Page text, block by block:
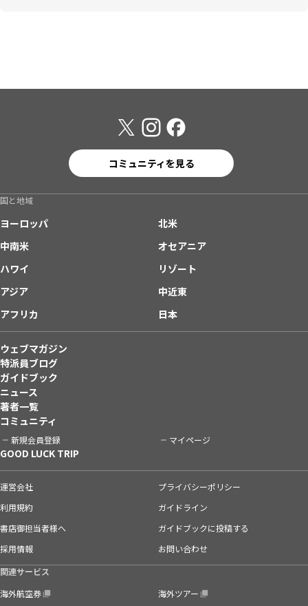
コミュニティを見る
国と地域
ヨーロッパ
北米
中南米
オセアニア
ハワイ
リゾート
アジア
中近東
アフリカ
日本
ウェブマガジン
特派員ブログ
ガイドブック
ニュース
著者一覧
コミュニティ
新規会員登録 マイページ
GOOD LUCK TRIP
運営会社
プライバシーポリシー
利用規約
ガイドライン
書店御担当者様へ
ガイドブックに投稿する
採用情報
お問い合わせ
関連サービス
海外航空券
海外ツアー